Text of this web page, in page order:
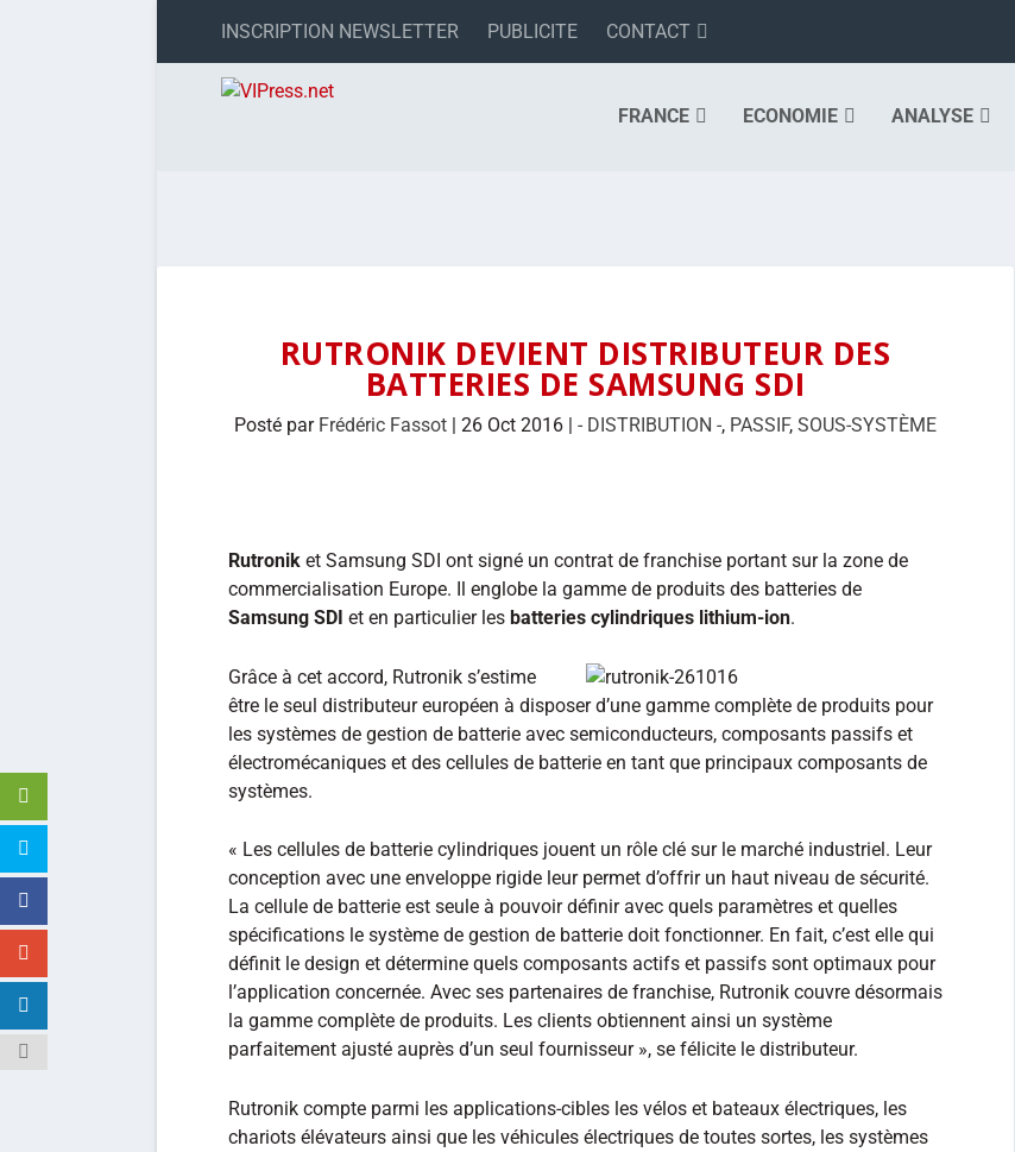
INSCRIPTION NEWSLETTER PUBLICITE CONTACT
FRANCE ECONOMIE ANALYSE
RUTRONIK DEVIENT DISTRIBUTEUR DES
BATTERIES DE SAMSUNG SDI
Posté par Frédéric Fassot |26 Oct 2016 |- DISTRIBUTION -, PASSIF,SOUS-SYSTÈME
Rutronik et Samsung SDI ont signé un contrat de franchise portant sur la zone de
commercialisation Europe. Il englobe la gamme de produits des batteries de
Samsung SDI et en particulier les batteries cylindriques lithium-ion.
Grâce à cet accord, Rutronik s’estime
être le seul distributeur européen à disposer d’une gamme complète de produits pour
les systèmes de gestion de batterie avec semiconducteurs, composants passifs et
électromécaniques et des cellules de batterie en tant que principaux composants de
systèmes.
« Les cellules de batterie cylindriques jouent un rôle clé sur le marché industriel. Leur
conception avec une enveloppe rigide leur permet d’offrir un haut niveau de sécurité.
La cellule de batterie est seule à pouvoir définir avec quels paramètres et quelles
spécifications le système de gestion de batterie doit fonctionner. En fait, c’est elle qui
définit le design et détermine quels composants actifs et passifs sont optimaux pour
l’application concernée. Avec ses partenaires de franchise, Rutronik couvre désormais
la gamme complète de produits. Les clients obtiennent ainsi un système
parfaitement ajusté auprès d’un seul fournisseur », se félicite le distributeur.
Rutronik compte parmi les applications-cibles les vélos et bateaux électriques, les
chariots élévateurs ainsi que les véhicules électriques de toutes sortes, les systèmes